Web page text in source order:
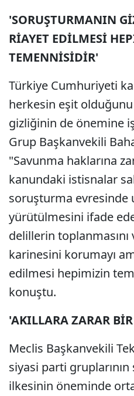
'SORUŞTURMANIN
RİAYET EDİLMESİ
TEMENNİSİDİR'
Türkiye Cumhuriyeti
herkesin eşit
gizliğinin de önemine
Grup Başkanvekili
"Savunma haklarına
kanundaki istisnalar
soruşturma evresinde
yürütülmesini ifade
delillerin toplanmasını
karinesini korumayı
edilmesi hepimizin
konuştu.
'AKILLARA ZARAR
Meclis Başkanvekili
siyasi parti
ilkesinin öneminde